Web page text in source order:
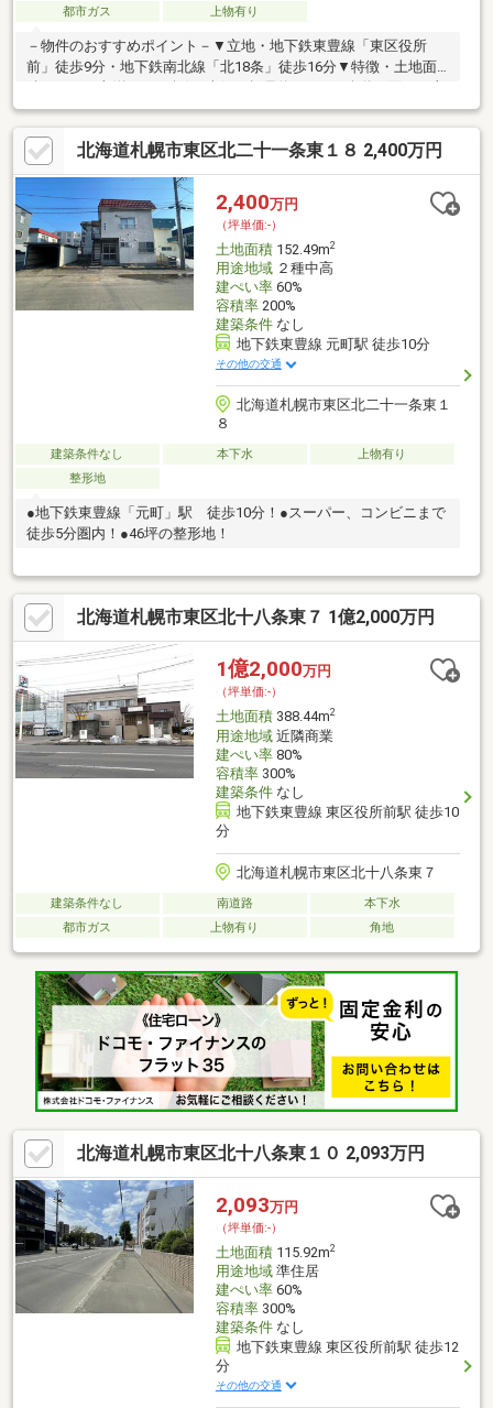
都市ガス 上物有り
－物件のおすすめポイント－▼立地・地下鉄東豊線「東区役所
前」徒歩9分・地下鉄南北線「北18条」徒歩16分▼特徴・土地面
地・間口は約26.3mの広さ、複数台分の駐車場も検討可能・お好
きなハウスメーカー・工務店で建築可能・都市ガスに対応▼周辺
環境・セブンイレブン札幌北18条東店 徒歩1分(約80m)・キャロッ
ト北光店 徒歩3分(約220m)・美香保小学校 徒歩4分(約280m)■ ご
希望の住まい探しをお手伝いします ━━━━━・・・物件の詳
細・ご相談はお気軽にお問い合わせください。
北海道札幌市東区北二十一条東１８ 2,400万円
2,400万円
（坪単価:-）
土地面積152.49m2
用途地域２種中高
建ぺい率60%
容積率200%
建築条件なし
地下鉄東豊線 元町駅 徒歩10分
その他の交通
北海道札幌市東区北二十一条東１
８
建築条件なし 本下水
上物有り
整形地
●地下鉄東豊線「元町」駅 徒歩10分！●スーパー、コンビニまで
徒歩5分圏内！●46坪の整形地！
北海道札幌市東区北十八条東７ 1億2,000万円
1億2,000万円
（坪単価:-）
土地面積388.44m2
用途地域近隣商業
建ぺい率80%
容積率300%
建築条件なし
地下鉄東豊線 東区役所前駅 徒歩10
分
北海道札幌市東区北十八条東７
建築条件なし 南道路
本下水
都市ガス
上物有り 角地
北海道札幌市東区北十八条東１０ 2,093万円
2,093万円
（坪単価:-）
土地面積115.92m2
用途地域準住居
建ぺい率60%
容積率300%
建築条件なし
地下鉄東豊線 東区役所前駅 徒歩12
分
その他の交通